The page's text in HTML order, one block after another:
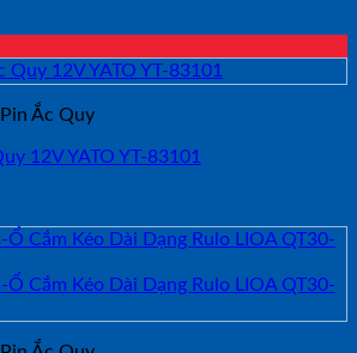
Ắc Quy
12V YATO YT-83101